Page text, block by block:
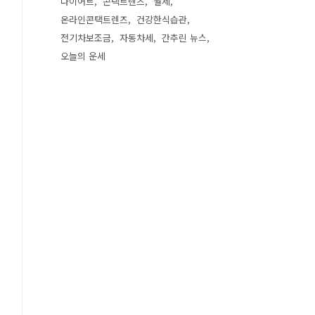
온라인콘택트렌즈
건강한식습관
전기차보조금
자동차세
간추린 뉴스
오늘의 운세